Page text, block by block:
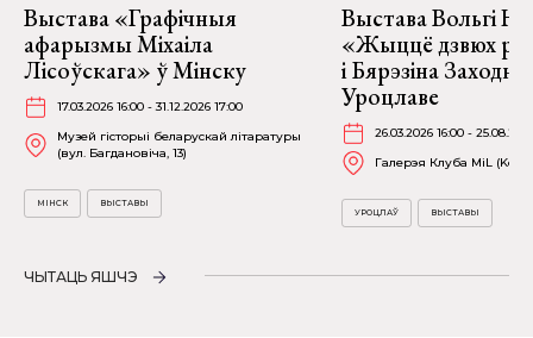
Выстава «Графічныя
афарызмы Міхаіла
Лісоўскага» ў Мінску
17.03.2026 16:00 - 31.12.2026 17:00
Музей гісторыі беларускай літаратуры
(вул. Багдановіча, 13)
МІНСК ВЫСТАВЫ
Выстава Вольгі
«Жыццё дзвюх
і Бярэзіна
Уроцлаве
26.03.2026 16:00 -
Галерэя Клуба MiL
УРОЦЛАЎ ВЫСТАВЫ
ЧЫТАЦЬ ЯШЧЭ